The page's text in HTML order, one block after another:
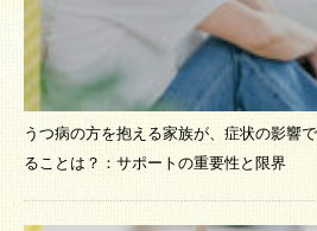
うつ病の方を抱える家族が、症状の影響
ることは？：サポートの重要性と限界